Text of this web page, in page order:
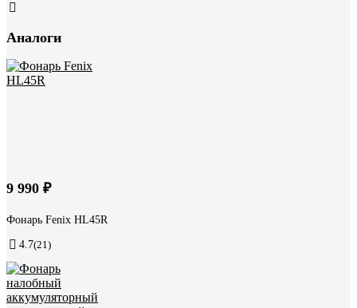
Аналоги
9 990 ₽
Фонарь Fenix HL45R
4.7(21)